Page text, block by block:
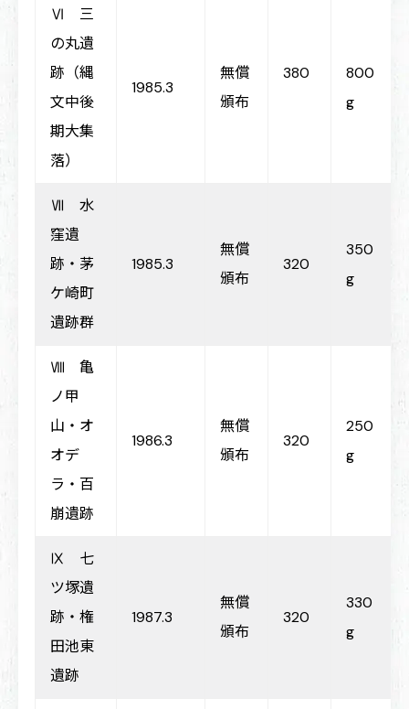
Ⅵ 三
の丸遺
跡（縄
文中後
期大集
落）
1985.3
無償
頒布
380
800
g
Ⅶ 水
窪遺
跡・茅
ケ崎町
遺跡群
1985.3
無償
頒布
320
350
g
Ⅷ 亀
ノ甲
山・オ
オデ
ラ・百
崩遺跡
1986.3
無償
頒布
320
250
g
Ⅸ 七
ツ塚遺
跡・権
田池東
遺跡
1987.3
無償
頒布
320
330
g